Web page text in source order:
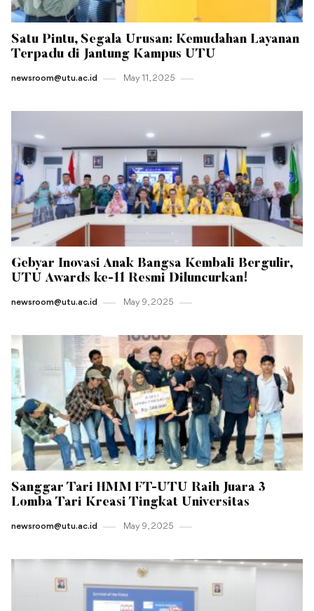
Satu Pintu, Segala Urusan: Kemudahan Layanan
Terpadu di Jantung Kampus UTU
newsroom@utu.ac.id May 11 , 2025
Gebyar Inovasi Anak Bangsa Kembali Bergulir,
UTU Awards ke-11 Resmi Diluncurkan!
newsroom@utu.ac.id May 9 , 2025
Sanggar Tari HMM FT-UTU Raih Juara 3
Lomba Tari Kreasi Tingkat Universitas
newsroom@utu.ac.id May 9 , 2025